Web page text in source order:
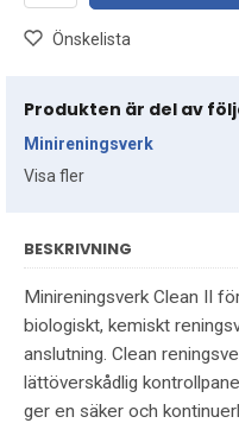
Önskelista
Produkten är del av
Minireningsverk
Visa fler
BESKRIVNING
Minireningsverk Clean II
biologiskt, kemiskt
anslutning. Clean
lättöverskådlig
ger en säker och